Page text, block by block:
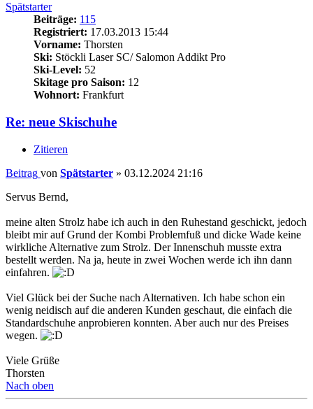
Spätstarter
Beiträge: 115
Registriert: 17.03.2013 15:44
Vorname: Thorsten
Ski: Stöckli Laser SC/ Salomon Addikt Pro
Ski-Level: 52
Skitage pro Saison: 12
Wohnort: Frankfurt
Re: neue Skischuhe
Zitieren
Beitrag von Spätstarter » 03.12.2024 21:16
Servus Bernd,
meine alten Strolz habe ich auch in den Ruhestand geschickt, jedoch
bleibt mir auf Grund der Kombi Problemfuß und dicke Wade keine
wirkliche Alternative zum Strolz. Der Innenschuh musste extra
bestellt werden. Na ja, heute in zwei Wochen werde ich ihn dann
einfahren.
Viel Glück bei der Suche nach Alternativen. Ich habe schon ein
wenig neidisch auf die anderen Kunden geschaut, die einfach die
Standardschuhe anprobieren konnten. Aber auch nur des Preises
wegen.
Viele Grüße
Thorsten
Nach oben